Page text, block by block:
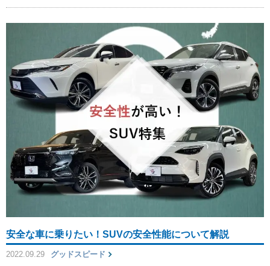
安全な車に乗りたい！SUVの安全性能について解説
2022.09.29 グッドスピード